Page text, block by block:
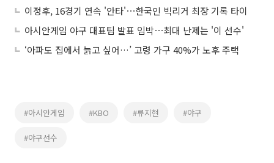
이정후, 16경기 연속 '안타'⋯한국인 빅리거 최장 기록 타이
아시안게임 야구 대표팀 발표 임박⋯최대 난제는 '이 선수'
‘아파도 집에서 늙고 싶어…’ 고령 가구 40%가 노후 주택
#아시안게임 #KBO #류지현 #야구
#야구선수